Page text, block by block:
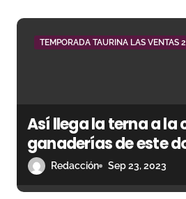
TEMPORADA TAURINA LAS VENTAS
Así llega la terna a la
ganaderías de este
Ventas
Redacción Sep 23, 2023